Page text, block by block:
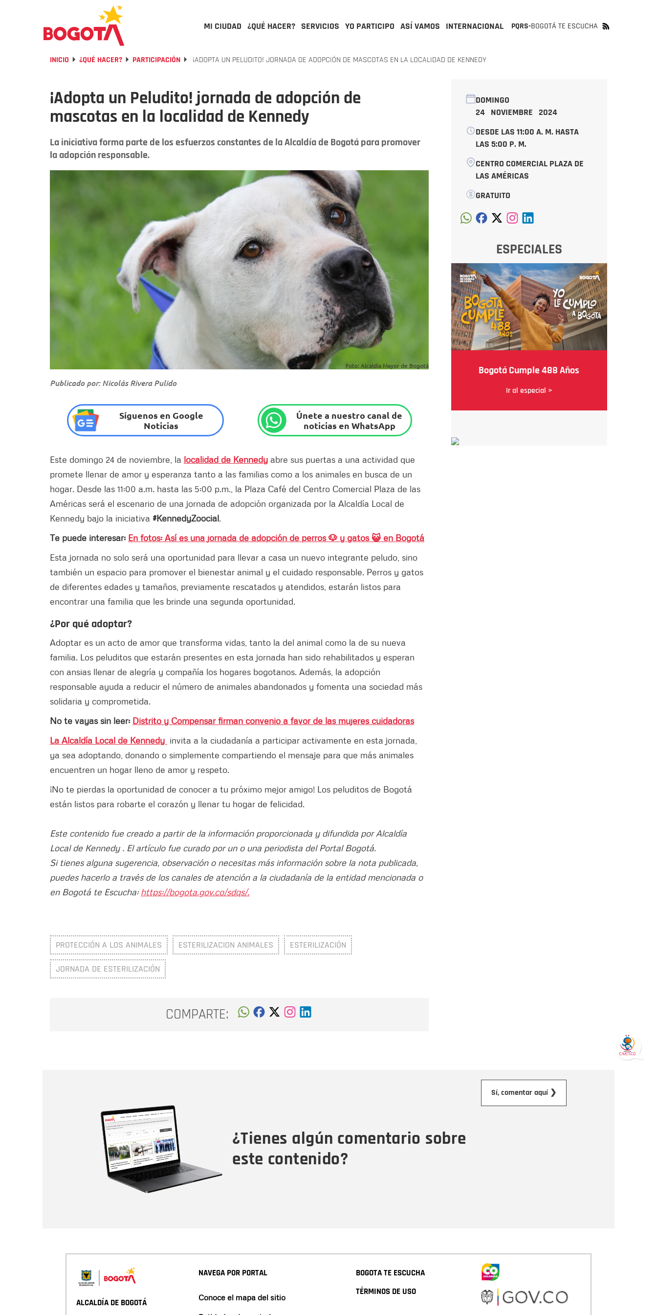
MI CIUDAD ¿QUÉ HACER? SERVICIOS YO PARTICIPO ASÍ VAMOS INTERNACIONAL PQRS-BOGOTÁ TE ESCUCHA
INICIO ¿QUÉ HACER? PARTICIPACIÓN ¡ADOPTA UN PELUDITO! JORNADA DE ADOPCIÓN DE MASCOTAS EN LA LOCALIDAD DE KENNEDY
¡Adopta un Peludito! jornada de adopción de
mascotas en la localidad de Kennedy
La iniciativa forma parte de los esfuerzos constantes de la Alcaldía de Bogotá para promover
la adopción responsable.
Foto: Alcaldía Mayor de Bogotá
Publicado por: Nicolás Rivera Pulido
Síguenos en Google
Noticias
Únete a nuestro canal de
noticias en WhatsApp
Este domingo 24 de noviembre, la localidad de Kennedy abre sus puertas a una actividad que
promete llenar de amor y esperanza tanto a las familias como a los animales en busca de un
hogar. Desde las 11:00 a.m. hasta las 5:00 p.m., la Plaza Café del Centro Comercial Plaza de las
Américas será el escenario de una jornada de adopción organizada por la Alcaldía Local de
Kennedy bajo la iniciativa #KennedyZoocial.
Te puede interesar: En fotos: Así es una jornada de adopción de perros 🐶 y gatos 😺 en Bogotá
Esta jornada no solo será una oportunidad para llevar a casa un nuevo integrante peludo, sino
también un espacio para promover el bienestar animal y el cuidado responsable. Perros y gatos
de diferentes edades y tamaños, previamente rescatados y atendidos, estarán listos para
encontrar una familia que les brinde una segunda oportunidad.
¿Por qué adoptar?
Adoptar es un acto de amor que transforma vidas, tanto la del animal como la de su nueva
familia. Los peluditos que estarán presentes en esta jornada han sido rehabilitados y esperan
con ansias llenar de alegría y compañía los hogares bogotanos. Además, la adopción
responsable ayuda a reducir el número de animales abandonados y fomenta una sociedad más
solidaria y comprometida.
No te vayas sin leer: Distrito y Compensar firman convenio a favor de las mujeres cuidadoras
La Alcaldía Local de Kennedy invita a la ciudadanía a participar activamente en esta jornada,
ya sea adoptando, donando o simplemente compartiendo el mensaje para que más animales
encuentren un hogar lleno de amor y respeto.
¡No te pierdas la oportunidad de conocer a tu próximo mejor amigo! Los peluditos de Bogotá
están listos para robarte el corazón y llenar tu hogar de felicidad.
Este contenido fue creado a partir de la información proporcionada y difundida por Alcaldía
Local de Kennedy . El artículo fue curado por un o una periodista del Portal Bogotá.
Si tienes alguna sugerencia, observación o necesitas más información sobre la nota publicada,
puedes hacerlo a través de los canales de atención a la ciudadanía de la entidad mencionada o
en Bogotá te Escucha: https://bogota.gov.co/sdqs/.
PROTECCIÓN A LOS ANIMALES ESTERILIZACION ANIMALES ESTERILIZACIÓN
JORNADA DE ESTERILIZACIÓN
COMPARTE:
DOMINGO
24 NOVIEMBRE 2024
DESDE LAS 11:00 A. M. HASTA
LAS 5:00 P. M.
CENTRO COMERCIAL PLAZA DE
LAS AMÉRICAS
GRATUITO
ESPECIALES
Bogotá Cumple 488 Años
Ir al especial >
¿Tienes algún comentario sobre
este contenido?
Sí, comentar aquí ❯
ALCALDÍA DE BOGOTÁ
NAVEGA POR PORTAL
Conoce el mapa del sitio
BOGOTA TE ESCUCHA
TÉRMINOS DE USO